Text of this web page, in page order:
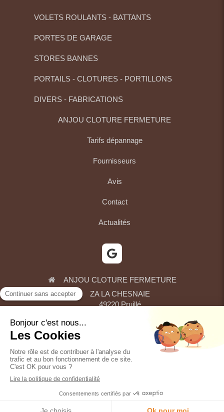
VOLETS ROULANTS - BATTANTS
PORTES DE GARAGE
STORES BANNES
PORTAILS - CLOTURES - PORTILLONS
DIVERS - FABRICATIONS
ANJOU CLOTURE FERMETURE
Tarifs dépannage
Fournisseurs
Avis
Contact
Actualités
ANJOU CLOTURE FERMETURE
ZA LA CHESNAIE
49220 Pruillé
Mentions légales
Demander un devis